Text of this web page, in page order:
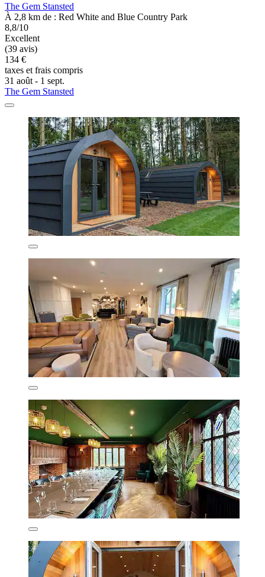
The Gem Stansted
À 2,8 km de : Red White and Blue Country Park
8,8/10
Excellent
(39 avis)
134 €
taxes et frais compris
31 août - 1 sept.
The Gem Stansted